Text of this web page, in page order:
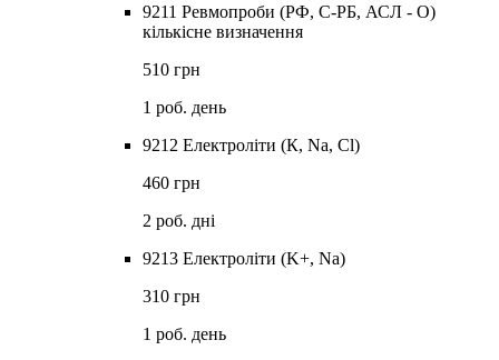
9211 Ревмопроби (РФ, С-РБ, АСЛ - О)
кількісне визначення
510 грн
1 роб. день
9212 Електроліти (К, Na, Cl)
460 грн
2 роб. дні
9213 Електроліти (K+, Na)
310 грн
1 роб. день